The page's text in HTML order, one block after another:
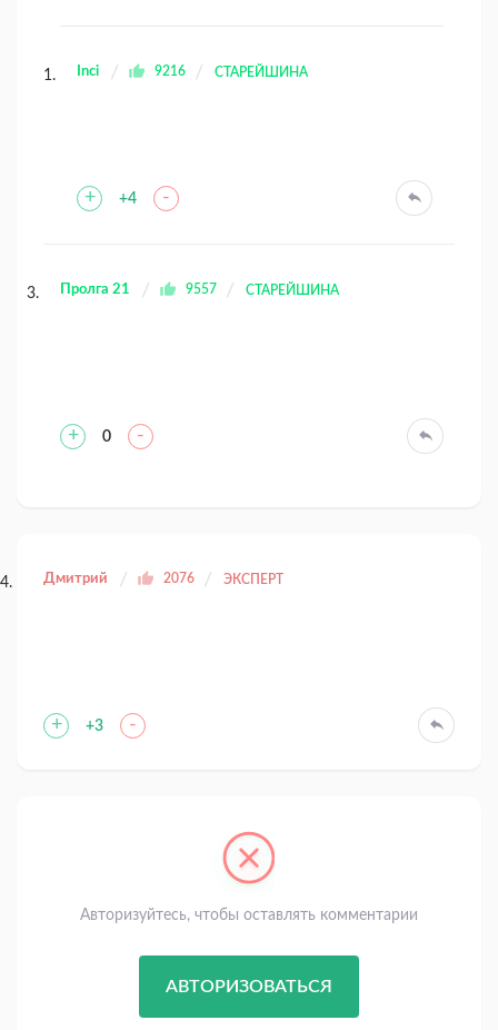
Inci 9216 СТАРЕЙШИНА
+ +4 -
Пролга 21 9557 СТАРЕЙШИНА
+ 0 -
Дмитрий 2076 ЭКСПЕРТ
+ +3 -
Авторизуйтесь, чтобы оставлять комментарии
АВТОРИЗОВАТЬСЯ